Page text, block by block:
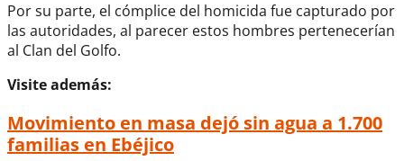
Por su parte, el cómplice del homicida fue capturado por
las autoridades, al parecer estos hombres pertenecerían
al Clan del Golfo.
Visite además:
Movimiento en masa dejó sin agua a 1.700
familias en Ebéjico